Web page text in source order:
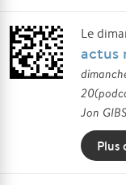
Le
actus
Jon
Plus